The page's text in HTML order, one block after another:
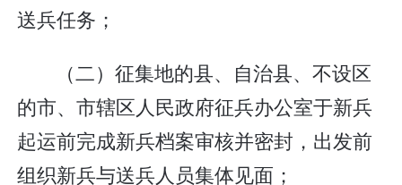
送兵任务；
（二）征集地的县、自治县、不设区
的市、市辖区人民政府征兵办公室于新兵
起运前完成新兵档案审核并密封，出发前
组织新兵与送兵人员集体见面；